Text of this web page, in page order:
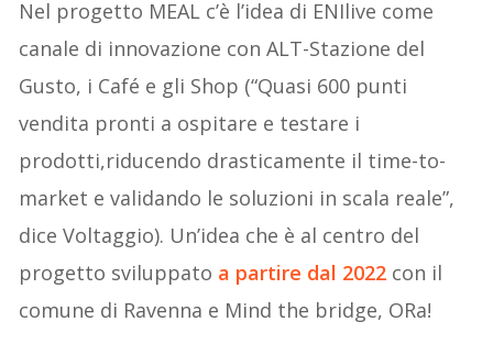
Nel progetto MEAL c’è l’idea di ENIlive come
canale di innovazione con ALT-Stazione del
Gusto, i Café e gli Shop (“Quasi 600 punti
vendita pronti a ospitare e testare i
prodotti,riducendo drasticamente il time-to-
market e validando le soluzioni in scala reale”,
dice Voltaggio). Un’idea che è al centro del
progetto sviluppato a partire dal 2022 con il
comune di Ravenna e Mind the bridge, ORa!